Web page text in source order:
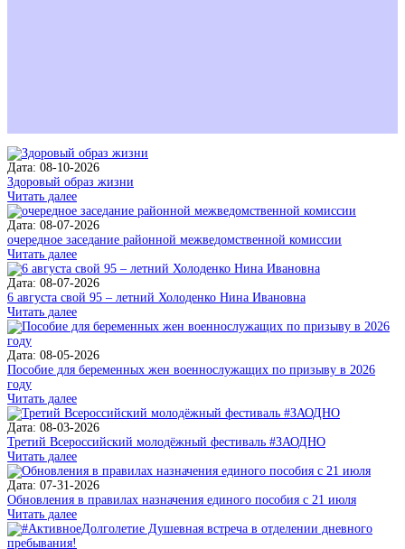
Дата: 08-10-2026
Здоровый образ жизни
Читать далее
Дата: 08-07-2026
очередное заседание районной межведомственной комиссии
Читать далее
Дата: 08-07-2026
6 августа свой 95 – летний Холоденко Нина Ивановна
Читать далее
Дата: 08-05-2026
Пособие для беременных жен военнослужащих по призыву в 2026
году
Читать далее
Дата: 08-03-2026
Третий Всероссийский молодёжный фестиваль #ЗАОДНО
Читать далее
Дата: 07-31-2026
Обновления в правилах назначения единого пособия с 21 июля
Читать далее